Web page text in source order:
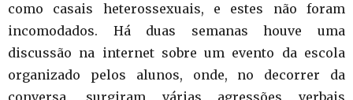
como casais heterossexuais, e estes não foram
incomodados. Há duas semanas houve uma
discussão na internet sobre um evento da escola
organizado pelos alunos, onde, no decorrer da